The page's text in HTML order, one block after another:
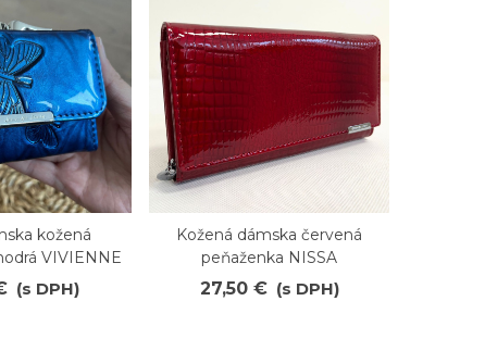
kožená
VIVIENNE
(s DPH)
Obľúbené
Kožená dámska červená
peňaženka NISSA
27,50 € (s DPH)